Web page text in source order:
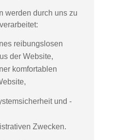
werden durch uns zu
reibungslosen
der Website,
komfortablen
und -
Zwecken.